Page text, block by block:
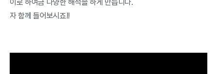
이로 하여금 다양한 해석을 하게 만듭니다.
자 함께 들어보시죠!!